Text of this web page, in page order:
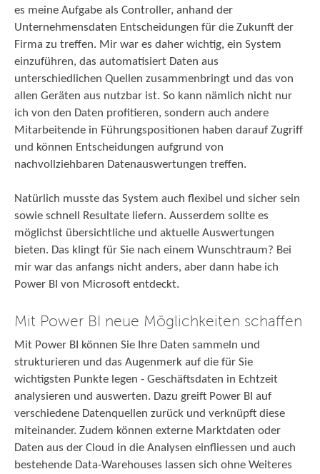
es meine Aufgabe als Controller, anhand der
Unternehmensdaten Entscheidungen für die Zukunft der
Firma zu treffen. Mir war es daher wichtig, ein System
einzuführen, das automatisiert Daten aus
unterschiedlichen Quellen zusammenbringt und das von
allen Geräten aus nutzbar ist. So kann nämlich nicht nur
ich von den Daten profitieren, sondern auch andere
Mitarbeitende in Führungspositionen haben darauf Zugriff
und können Entscheidungen aufgrund von
nachvollziehbaren Datenauswertungen treffen.
Natürlich musste das System auch flexibel und sicher sein
sowie schnell Resultate liefern. Ausserdem sollte es
möglichst übersichtliche und aktuelle Auswertungen
bieten. Das klingt für Sie nach einem Wunschtraum? Bei
mir war das anfangs nicht anders, aber dann habe ich
Power BI von Microsoft entdeckt.
Mit Power BI neue Möglichkeiten schaffen
Mit Power BI können Sie Ihre Daten sammeln und
strukturieren und das Augenmerk auf die für Sie
wichtigsten Punkte legen - Geschäftsdaten in Echtzeit
analysieren und auswerten. Dazu greift Power BI auf
verschiedene Datenquellen zurück und verknüpft diese
miteinander. Zudem können externe Marktdaten oder
Daten aus der Cloud in die Analysen einfliessen und auch
bestehende Data-Warehouses lassen sich ohne Weiteres